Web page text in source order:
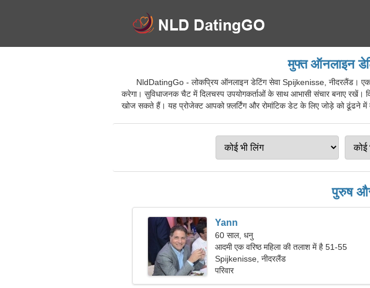
मुफ्त ऑनलाइन
NldDatingGo - लोकप्रिय ऑनलाइन डेटिंग सेवा Spijkenisse, नीदरलैंड। एक
करेगा। सुविधाजनक चैट में दिलचस्प उपयोगकर्ताओं के साथ आभासी संचार बनाए रखें।
खोज सकते हैं। यह प्रोजेक्ट आपको फ़्लर्टिंग और रोमांटिक डेट के लिए जोड़े को ढूंढने में
पुरुष
Yann
60 साल, धनु
आदमी एक वरिष्ठ महिला की तलाश में है 51-55
Spijkenisse, नीदरलैंड
परिवार